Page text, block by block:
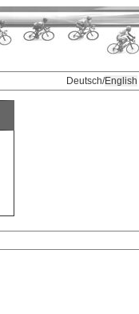
Deutsch/English